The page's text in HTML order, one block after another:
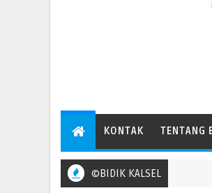
KONTAK TENTANG
©BIDIK KALSEL